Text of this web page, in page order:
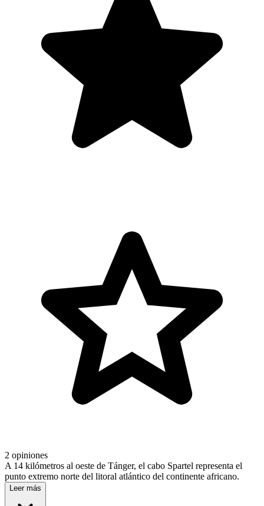
2 opiniones
A 14 kilómetros al oeste de Tánger, el cabo Spartel representa el
punto extremo norte del litoral atlántico del continente africano.
Leer más